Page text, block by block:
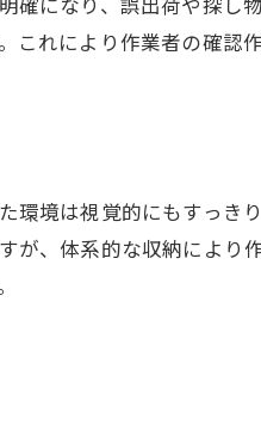
これにより作業者の確認
環境は視覚的にもすっき
が、体系的な収納により